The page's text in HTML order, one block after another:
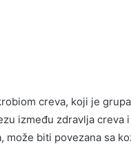
creva, koji je
između zdravlja
može biti povezana sa